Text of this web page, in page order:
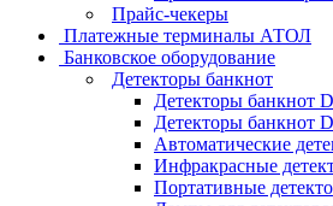
Прайс-чекеры
Платежные терминалы АТОЛ
Банковское оборудование
Детекторы банкнот
Детекторы банкнот
Детекторы банкнот
Автоматические
Инфракрасные
Портативные